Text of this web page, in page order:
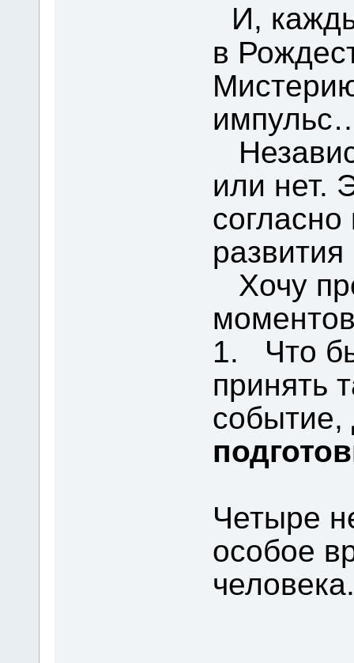
И,
в
или нет.
Хочу
1. Что
принять
событие,
Четыре
особое
человека.